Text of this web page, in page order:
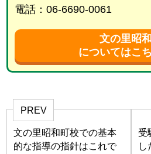
電話：06-6690-0061
文の里昭
についてはこ
PREV
文の里昭和町校での基本
的な指導の指針はこれで
受
し